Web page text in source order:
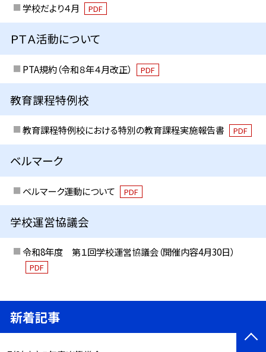
学校だより４月 PDF
ＰＴＡ活動について
PTA規約（令和８年４月改正） PDF
教育課程特例校
教育課程特例校における特別の教育課程実施報告書 PDF
ベルマーク
ベルマーク運動について PDF
学校運営協議会
令和8年度 第１回学校運営協議会（開催内容4月30日）
PDF
新着記事